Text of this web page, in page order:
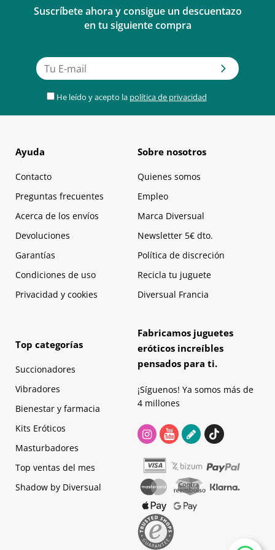
Saludos!
Equipo de diversual
12/02/2019
Hola Desirée, te comento que por supuesto es de base acuosa.
Siendo comestible no podría ser de otra manera :)
Ana (at. al cliente de diversual).
Nat
Lo compró mi chico para probar y acabé sin ganas de sexo y
buscando comida... Quizás a otras les sirva pero a mi no.
Martina
demasiado. Me encanta la combinación.
1 de 1 personas encontraron esta crítica útil.
Mi marco preferido siempre ha sido poder disfrutar de unas copas de
Suscríbete ahora y consigue un descuentazo
en tu siguiente compra
He leído y acepto la política de privacidad
Ayuda
Contacto
Preguntas frecuentes
Acerca de los envíos
Devoluciones
Garantías
Condiciones de uso
Privacidad y cookies
Sobre nosotros
Quienes somos
Empleo
Marca Diversual
Newsletter 5€ dto.
Política de discreción
Recicla tu juguete
Diversual Francia
Top categorías
Succionadores
Vibradores
Bienestar y farmacia
Kits Eróticos
Masturbadores
Top ventas del mes
Shadow by Diversual
Fabricamos juguetes
eróticos increíbles
pensados para ti.
¡Síguenos! Ya somos más de
4 millones